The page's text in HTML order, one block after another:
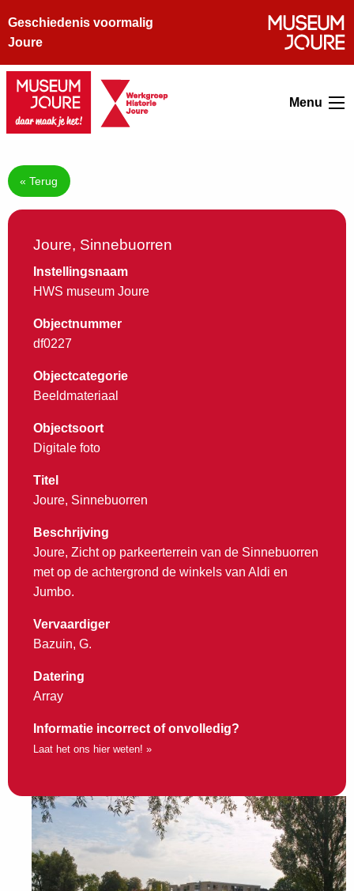
Geschiedenis voormalig
Joure
Menu
« Terug
Joure, Sinnebuorren
Instellingsnaam
HWS museum Joure
Objectnummer
df0227
Objectcategorie
Beeldmateriaal
Objectsoort
Digitale foto
Titel
Joure, Sinnebuorren
Beschrijving
Joure, Zicht op parkeerterrein van de Sinnebuorren
met op de achtergrond de winkels van Aldi en
Jumbo.
Vervaardiger
Bazuin, G.
Datering
Array
Informatie incorrect of onvolledig?
Laat het ons hier weten! »